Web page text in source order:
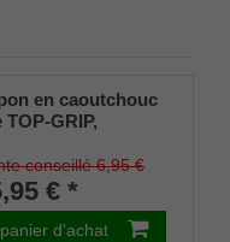
en caoutchouc
GRIP,
conseillé 6,95 €
€ *
d'achat